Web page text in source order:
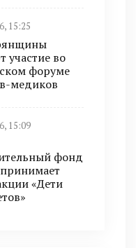
15:25
участие во
форуме
медиков
15:09
фонд
«Дети